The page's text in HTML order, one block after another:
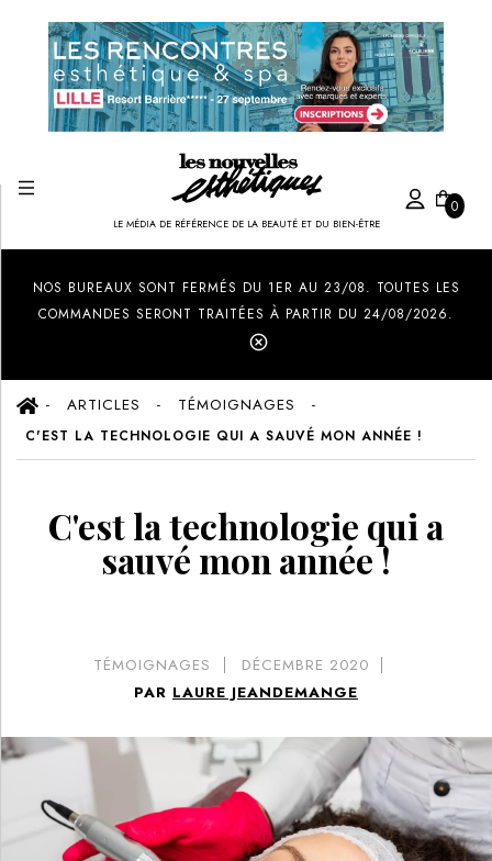
LE MÉDIA DE RÉFÉRENCE DE LA BEAUTÉ ET DU BIEN-ÊTRE
0
NOS BUREAUX SONT FERMÉS DU 1ER AU 23/08. TOUTES LES
COMMANDES SERONT TRAITÉES À PARTIR DU 24/08/2026.
ARTICLES TÉMOIGNAGES
C'EST LA TECHNOLOGIE QUI A SAUVÉ MON ANNÉE !
C'est la technologie qui a
sauvé mon année !
TÉMOIGNAGES
DÉCEMBRE 2020
PAR LAURE JEANDEMANGE